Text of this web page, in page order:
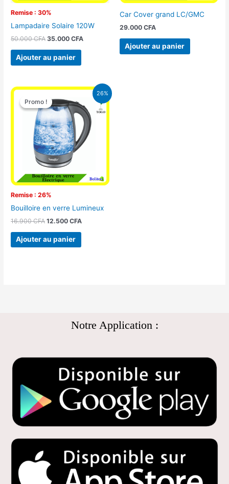
Remise : 30%
Lampadaire Solaire 120W
50.000CFA 35.000CFA
Ajouter au panier
Car Cover grand LC/GMC
29.000 CFA
Ajouter au panier
26%
Promo !
Remise : 26%
Promo !
Bouilloire en verre Lumineux
16.900CFA
Le
prix
initial
16.900 CFA.
12.500CFA
Le
prix
actuel
est :
12.500 CFA.
Ajouter au panier
Notre Application :